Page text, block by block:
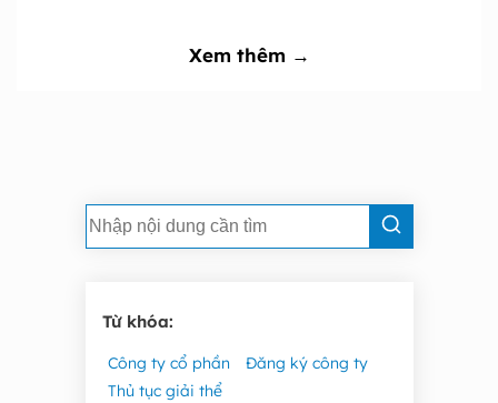
Xem thêm →
Từ khóa:
Công ty cổ phần
Đăng ký công ty
Thủ tục giải thể